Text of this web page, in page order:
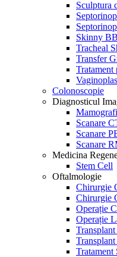
Sculptura
Skinny
Tracheal
Transfer
Tratament
Colonoscopie
Diagnosticul
Scanare
Scanare
Scanare
Medicina
Stem Cell
Oftalmologie
Chirurgie
Chirurgie
Operație
Operație
Tratament